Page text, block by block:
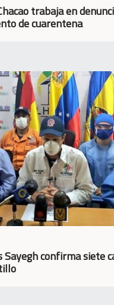
trabaja en
de cuarentena
Sayegh confirma siete